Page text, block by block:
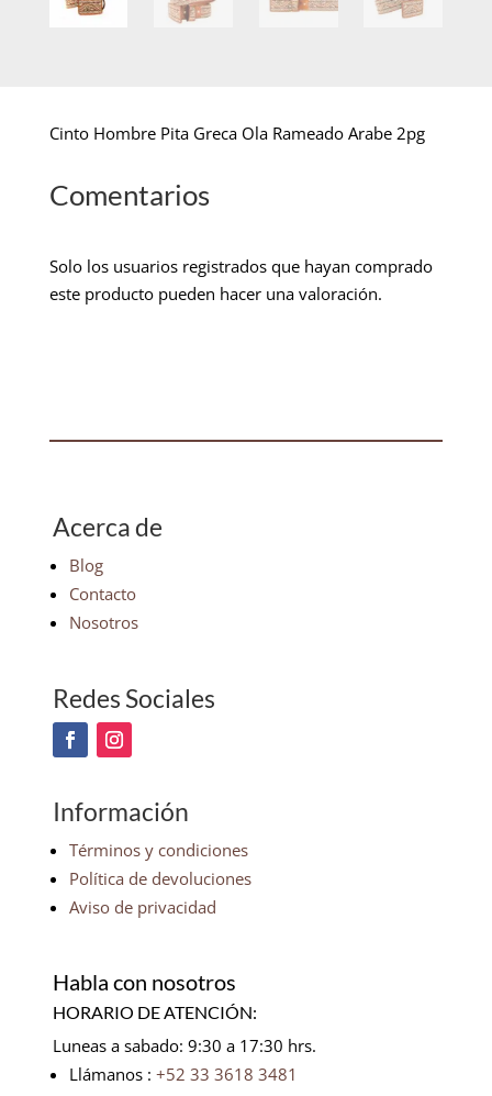
Cinto Hombre Pita Greca Ola Rameado Arabe 2pg
Comentarios
Solo los usuarios registrados que hayan comprado
este producto pueden hacer una valoración.
Acerca de
Blog
Contacto
Nosotros
Redes Sociales
Información
Términos y condiciones
Política de devoluciones
Aviso de privacidad
Habla con nosotros
HORARIO DE ATENCIÓN:
Luneas a sabado: 9:30 a 17:30 hrs.
Llámanos : +52 33 3618 3481